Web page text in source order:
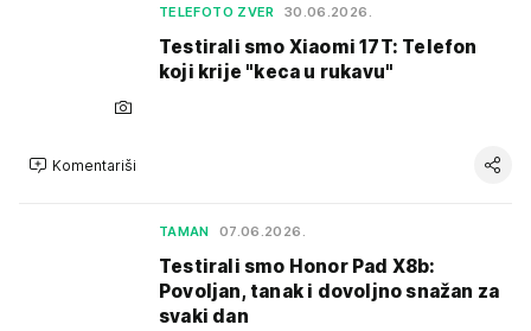
TELEFOTO ZVER 30.06.2026.
Testirali smo Xiaomi 17T: Telefon
koji krije "keca u rukavu"
Komentariši
TAMAN 07.06.2026.
Testirali smo Honor Pad X8b:
Povoljan, tanak i dovoljno snažan za
svaki dan